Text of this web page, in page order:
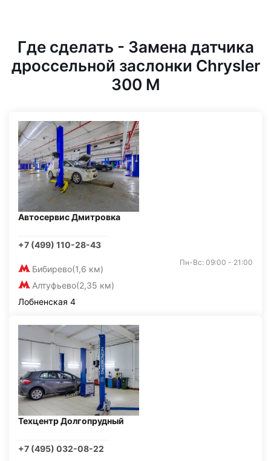
Где сделать - Замена датчика
дроссельной заслонки Chrysler
300 M
Автосервис Дмитровка
+7 (499) 110-28-43
Бибирево(1,6 км)
Алтуфьево(2,35 км)
Пн-Вс: 09:00 - 21:00
Лобненская 4
Техцентр Долгопрудный
+7 (495) 032-08-22